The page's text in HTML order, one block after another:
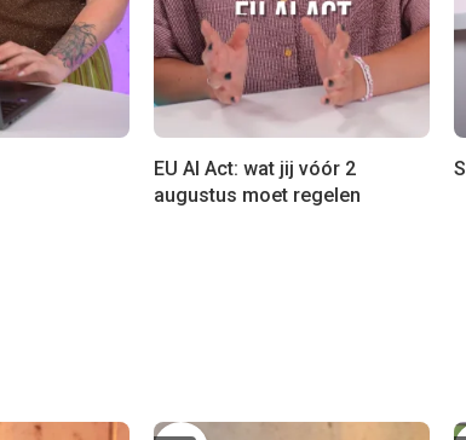
EU AI Act: wat jij vóór 2
augustus moet regelen